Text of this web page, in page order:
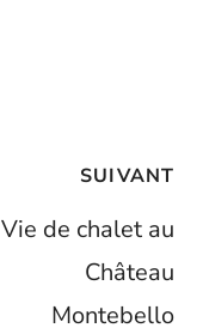
SUIVANT
Vie de chalet au
Château
Montebello